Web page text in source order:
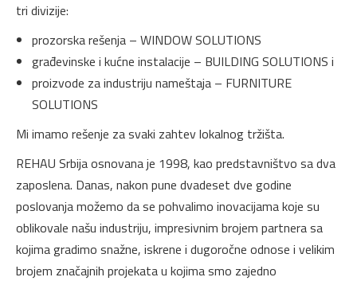
tri divizije:
prozorska rešenja – WINDOW SOLUTIONS
građevinske i kućne instalacije – BUILDING SOLUTIONS i
proizvode za industriju nameštaja – FURNITURE
SOLUTIONS
Mi imamo rešenje za svaki zahtev lokalnog tržišta.
REHAU Srbija osnovana je 1998, kao predstavništvo sa dva
zaposlena. Danas, nakon pune dvadeset dve godine
poslovanja možemo da se pohvalimo inovacijama koje su
oblikovale našu industriju, impresivnim brojem partnera sa
kojima gradimo snažne, iskrene i dugoročne odnose i velikim
brojem značajnih projekata u kojima smo zajedno